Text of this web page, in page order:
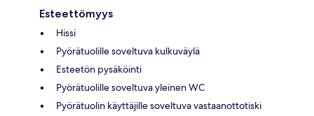
Esteettömyys
Hissi
Pyörätuolille soveltuva kulkuväylä
Esteetön pysäköinti
Pyörätuolille soveltuva yleinen WC
Pyörätuolin käyttäjille soveltuva vastaanottotiski